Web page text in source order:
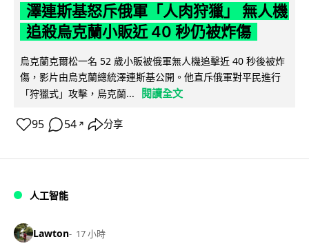
澤連斯基怒斥俄軍「人肉狩獵」 無人機
追殺烏克蘭小販近 40 秒仍被炸傷
烏克蘭克爾松一名 52 歲小販被俄軍無人機追擊近 40 秒後被炸
傷，影片由烏克蘭總統澤連斯基公開。他直斥俄軍對平民進行
「狩獵式」攻擊，烏克蘭...
閱讀全文
95 54 ↗ 分享
人工智能
Lawton 17 小時